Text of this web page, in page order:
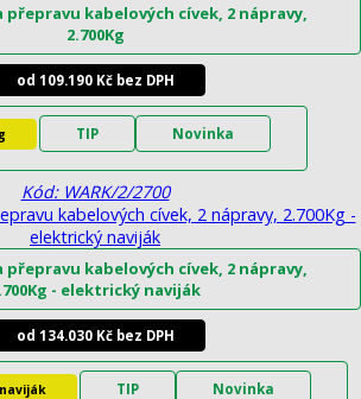
přepravu kabelových cívek, 2 nápravy,
2.700Kg
od 109.190 Kč bez DPH
TIP Novinka
Kód: WARK/2/2700
přepravu kabelových cívek, 2 nápravy,
- elektrický naviják
od 134.030 Kč bez DPH
naviják TIP Novinka